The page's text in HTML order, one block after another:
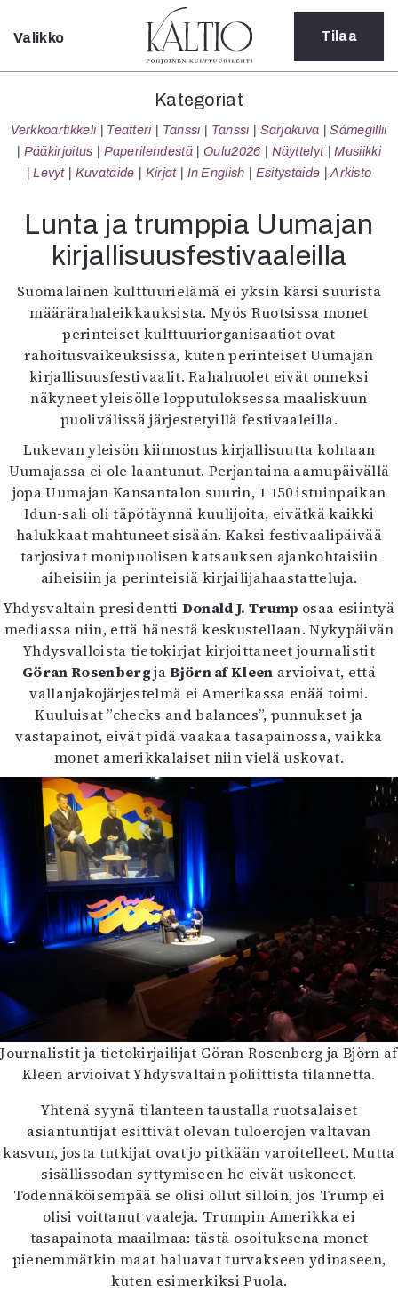
Sulje
Kategoriat
Verkkoartikkeli
Teatteri
Tanssi
Sarjakuva
Sámegillii
Pääkirjoitus
Oulu2026
Näyttelyt
Musiikki
Levyt
Kuvataide
Kirjat
In English
Esitystaide
Arkisto
Lehdet
4/2026
2–3/2026
1/2026
6/2025
5/2025 saame
5/2025
Lehtiarkisto
Info
Tilaus ja irtonumerot
Yhteistyössä
Toimitus
Mediatiedot
Kaltio ry
Valikko Tilaa
Kategoriat
Verkkoartikkeli Teatteri Tanssi Tanssi Sarjakuva
Sámegillii
Pääkirjoitus
Paperilehdestä Oulu2026 Näyttelyt
Musiikki
Levyt
Kuvataide Kirjat In English Esitystaide Arkisto
Lunta ja trumppia Uumajan
kirjallisuusfestivaaleilla
Suomalainen kulttuurielämä ei yksin kärsi suurista
määrärahaleikkauksista. Myös Ruotsissa monet
perinteiset kulttuuriorganisaatiot ovat
rahoitusvaikeuksissa, kuten perinteiset Uumajan
kirjallisuusfestivaalit. Rahahuolet eivät onneksi
näkyneet yleisölle lopputuloksessa maaliskuun
puolivälissä järjestetyillä festivaaleilla.
Lukevan yleisön kiinnostus kirjallisuutta kohtaan
Uumajassa ei ole laantunut. Perjantaina aamupäivällä
jopa Uumajan Kansantalon suurin, 1 150 istuinpaikan
Idun-sali oli täpötäynnä kuulijoita, eivätkä kaikki
halukkaat mahtuneet sisään. Kaksi festivaalipäivää
tarjosivat monipuolisen katsauksen ajankohtaisiin
aiheisiin ja perinteisiä kirjailijahaastatteluja.
Yhdysvaltain presidentti Donald J. Trump osaa esiintyä
mediassa niin, että hänestä keskustellaan. Nykypäivän
Yhdysvalloista tietokirjat kirjoittaneet journalistit
Göran RosenbergjaBjörn af Kleen arvioivat, että
vallanjakojärjestelmä ei Amerikassa enää toimi.
Kuuluisat ”checks and balances”, punnukset ja
vastapainot, eivät pidä vaakaa tasapainossa, vaikka
monet amerikkalaiset niin vielä uskovat.
Journalistit ja tietokirjailijat Göran Rosenberg ja Björn af
Kleen arvioivat Yhdysvaltain poliittista tilannetta.
Yhtenä syynä tilanteen taustalla ruotsalaiset
asiantuntijat esittivät olevan tuloerojen valtavan
kasvun, josta tutkijat ovat jo pitkään varoitelleet. Mutta
sisällissodan syttymiseen he eivät uskoneet.
Todennäköisempää se olisi ollut silloin, jos Trump ei
olisi voittanut vaaleja. Trumpin Amerikka ei
tasapainota maailmaa: tästä osoituksena monet
pienemmätkin maat haluavat turvakseen ydinaseen,
kuten esimerkiksi Puola.